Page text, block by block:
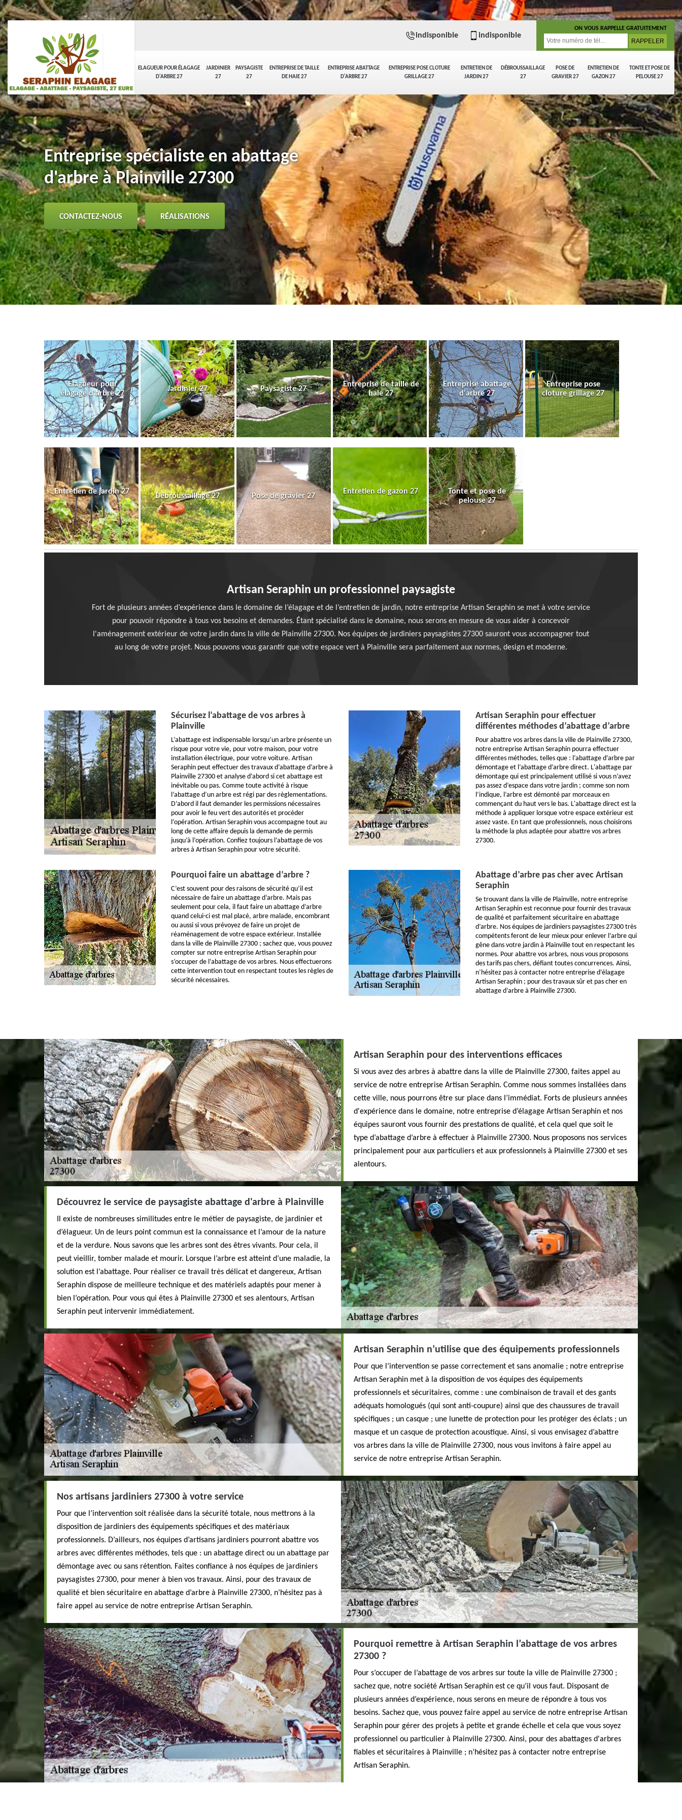
ELAGUEUR POUR ÉLAGAGE
D'ARBRE 27
JARDINIER
27
PAYSAGISTE
27
ENTREPRISE DE TAILLE
DE HAIE 27
ENTREPRISE ABATTAGE
D'ARBRE 27
ENTREPRISE POSE CLOTURE
GRILLAGE 27
ENTRETIEN DE
JARDIN 27
DÉBROUSSAILLAGE
27
POSE DE
GRAVIER 27
ENTRETIEN DE
GAZON 27
TONTE ET POSE DE
PELOUSE 27
indisponible indisponible
ON VOUS RAPPELLE GRATUITEMENT
Entreprise spécialiste en abattage
d'arbre à Plainville 27300
CONTACTEZ-NOUS RÉALISATIONS
Elagueur pour
élagage d'arbre 27
Jardinier 27 Paysagiste 27
Entreprise de taille de
haie 27
Entreprise abattage
d'arbre 27
Entreprise pose
cloture grillage 27
Entretien de jardin 27
Débroussaillage 27 Pose de gravier 27
Entretien de gazon 27
Tonte et pose de
pelouse 27
Artisan Seraphin un professionnel paysagiste
Fort de plusieurs années d’expérience dans le domaine de l’élagage et de l’entretien de jardin, notre entreprise Artisan Seraphin se met à votre service
pour pouvoir répondre à tous vos besoins et demandes. Étant spécialisé dans le domaine, nous serons en mesure de vous aider à concevoir
l'aménagement extérieur de votre jardin dans la ville de Plainville 27300. Nos équipes de jardiniers paysagistes 27300 sauront vous accompagner tout
au long de votre projet. Nous pouvons vous garantir que votre espace vert à Plainville sera parfaitement aux normes, design et moderne.
Sécurisez l’abattage de vos arbres à
Plainville
L’abattage est indispensable lorsqu’un arbre présente un
risque pour votre vie, pour votre maison, pour votre
installation électrique, pour votre voiture. Artisan
Seraphin peut effectuer des travaux d’abattage d’arbre à
Plainville 27300 et analyse d’abord si cet abattage est
inévitable ou pas. Comme toute activité à risque
l’abattage d’un arbre est régi par des règlementations.
D’abord il faut demander les permissions nécessaires
pour avoir le feu vert des autorités et procéder
l’opération. Artisan Seraphin vous accompagne tout au
long de cette affaire depuis la demande de permis
jusqu’à l’opération. Confiez toujours l’abattage de vos
arbres à Artisan Seraphin pour votre sécurité.
Artisan Seraphin pour effectuer
différentes méthodes d’abattage d’arbre
Pour abattre vos arbres dans la ville de Plainville 27300,
notre entreprise Artisan Seraphin pourra effectuer
différentes méthodes, telles que : l’abattage d’arbre par
démontage et l’abattage d’arbre direct. L'abattage par
démontage qui est principalement utilisé si vous n’avez
pas assez d’espace dans votre jardin ; comme son nom
l’indique, l’arbre est démonté par morceaux en
commençant du haut vers le bas. L'abattage direct est la
méthode à appliquer lorsque votre espace extérieur est
assez vaste. En tant que professionnels, nous choisirons
la méthode la plus adaptée pour abattre vos arbres
27300.
Pourquoi faire un abattage d’arbre ?
C’est souvent pour des raisons de sécurité qu’il est
nécessaire de faire un abattage d’arbre. Mais pas
seulement pour cela, il faut faire un abattage d’arbre
quand celui-ci est mal placé, arbre malade, encombrant
ou aussi si vous prévoyez de faire un projet de
réaménagement de votre espace extérieur. Installée
dans la ville de Plainville 27300 ; sachez que, vous pouvez
compter sur notre entreprise Artisan Seraphin pour
s’occuper de l’abattage de vos arbres. Nous effectuerons
cette intervention tout en respectant toutes les règles de
sécurité nécessaires.
Abattage d’arbre pas cher avec Artisan
Seraphin
Se trouvant dans la ville de Plainville, notre entreprise
Artisan Seraphin est reconnue pour fournir des travaux
de qualité et parfaitement sécuritaire en abattage
d’arbre. Nos équipes de jardiniers paysagistes 27300 très
compétents feront de leur mieux pour enlever l’arbre qui
gêne dans votre jardin à Plainville tout en respectant les
normes. Pour abattre vos arbres, nous vous proposons
des tarifs pas chers, défiant toutes concurrences. Ainsi,
n’hésitez pas à contacter notre entreprise d’élagage
Artisan Seraphin ; pour des travaux sûr et pas cher en
abattage d’arbre à Plainville 27300.
Artisan Seraphin pour des interventions efficaces
Si vous avez des arbres à abattre dans la ville de Plainville 27300, faites appel au
service de notre entreprise Artisan Seraphin. Comme nous sommes installées dans
cette ville, nous pourrons être sur place dans l’immédiat. Forts de plusieurs années
d'expérience dans le domaine, notre entreprise d’élagage Artisan Seraphin et nos
équipes sauront vous fournir des prestations de qualité, et cela quel que soit le
type d’abattage d’arbre à effectuer à Plainville 27300. Nous proposons nos services
principalement pour aux particuliers et aux professionnels à Plainville 27300 et ses
alentours.
Découvrez le service de paysagiste abattage d'arbre à Plainville
Il existe de nombreuses similitudes entre le métier de paysagiste, de jardinier et
d’élagueur. Un de leurs point commun est la connaissance et l’amour de la nature
et de la verdure. Nous savons que les arbres sont des êtres vivants. Pour cela, il
peut vieillir, tomber malade et mourir. Lorsque l’arbre est atteint d’une maladie, la
solution est l’abattage. Pour réaliser ce travail très délicat et dangereux, Artisan
Seraphin dispose de meilleure technique et des matériels adaptés pour mener à
bien l’opération. Pour vous qui êtes à Plainville 27300 et ses alentours, Artisan
Seraphin peut intervenir immédiatement.
Artisan Seraphin n’utilise que des équipements professionnels
Pour que l’intervention se passe correctement et sans anomalie ; notre entreprise
Artisan Seraphin met à la disposition de vos équipes des équipements
professionnels et sécuritaires, comme : une combinaison de travail et des gants
adéquats homologués (qui sont anti-coupure) ainsi que des chaussures de travail
spécifiques ; un casque ; une lunette de protection pour les protéger des éclats ; un
masque et un casque de protection acoustique. Ainsi, si vous envisagez d’abattre
vos arbres dans la ville de Plainville 27300, nous vous invitons à faire appel au
service de notre entreprise Artisan Seraphin.
Nos artisans jardiniers 27300 à votre service
Pour que l’intervention soit réalisée dans la sécurité totale, nous mettrons à la
disposition de jardiniers des équipements spécifiques et des matériaux
professionnels. D’ailleurs, nos équipes d’artisans jardiniers pourront abattre vos
arbres avec différentes méthodes, tels que : un abattage direct ou un abattage par
démontage avec ou sans rétention. Faites confiance à nos équipes de jardiniers
paysagistes 27300, pour mener à bien vos travaux. Ainsi, pour des travaux de
qualité et bien sécuritaire en abattage d’arbre à Plainville 27300, n’hésitez pas à
faire appel au service de notre entreprise Artisan Seraphin.
Pourquoi remettre à Artisan Seraphin l’abattage de vos arbres
27300 ?
Pour s’occuper de l’abattage de vos arbres sur toute la ville de Plainville 27300 ;
sachez que, notre société Artisan Seraphin est ce qu’il vous faut. Disposant de
plusieurs années d’expérience, nous serons en meure de répondre à tous vos
besoins. Sachez que, vous pouvez faire appel au service de notre entreprise Artisan
Seraphin pour gérer des projets à petite et grande échelle et cela que vous soyez
professionnel ou particulier à Plainville 27300. Ainsi, pour des abattages d'arbres
fiables et sécuritaires à Plainville ; n’hésitez pas à contacter notre entreprise
Artisan Seraphin.